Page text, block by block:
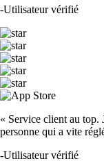
-Utilisateur vérifié
« Service client au top.
personne qui a vite
-Utilisateur vérifié